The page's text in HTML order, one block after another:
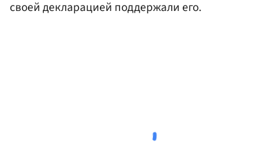
своей декларацией поддержали его.